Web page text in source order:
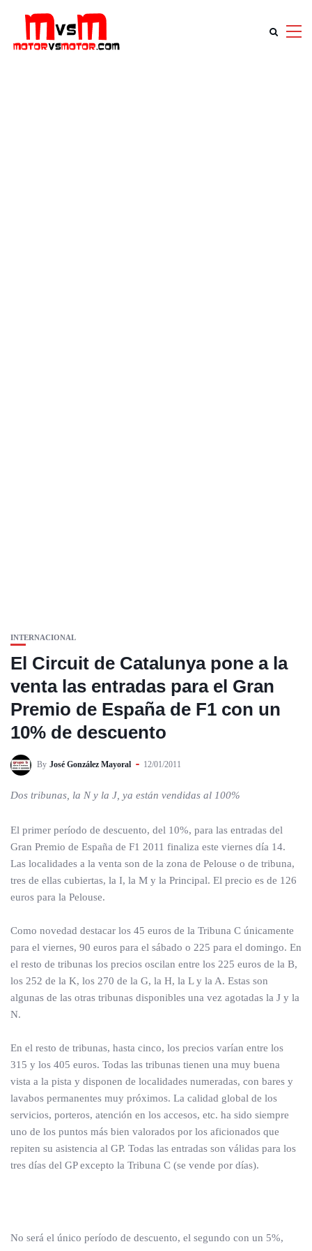
INTERNACIONAL
El Circuit de Catalunya pone a la
venta las entradas para el Gran
Premio de España de F1 con un
10% de descuento
By José González Mayoral 12/01/2011
Dos tribunas, la N y la J, ya están vendidas al 100%
El primer período de descuento, del 10%, para las entradas del
Gran Premio de España de F1 2011 finaliza este viernes día 14.
Las localidades a la venta son de la zona de Pelouse o de tribuna,
tres de ellas cubiertas, la I, la M y la Principal. El precio es de 126
euros para la Pelouse.
Como novedad destacar los 45 euros de la Tribuna C únicamente
para el viernes, 90 euros para el sábado o 225 para el domingo. En
el resto de tribunas los precios oscilan entre los 225 euros de la B,
los 252 de la K, los 270 de la G, la H, la L y la A. Estas son
algunas de las otras tribunas disponibles una vez agotadas la J y la
N.
En el resto de tribunas, hasta cinco, los precios varían entre los
315 y los 405 euros. Todas las tribunas tienen una muy buena
vista a la pista y disponen de localidades numeradas, con bares y
lavabos permanentes muy próximos. La calidad global de los
servicios, porteros, atención en los accesos, etc. ha sido siempre
uno de los puntos más bien valorados por los aficionados que
repiten su asistencia al GP. Todas las entradas son válidas para los
tres días del GP excepto la Tribuna C (se vende por días).
No será el único período de descuento, el segundo con un 5%,